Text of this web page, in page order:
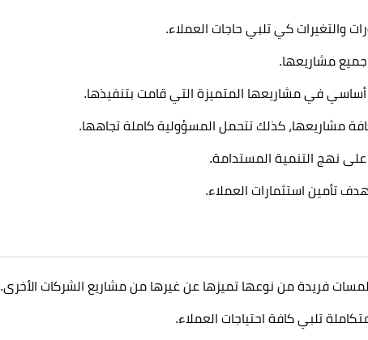
والتغيرات كي تلبي حاجات العملاء.
جميع مشاريعها.
أساسي في مشاريعها المتميزة التي قامت بتنفيذها.
مشاريعها، كذلك تتحمل المسؤولية كاملة تجاهها.
على نهج التنمية المستدامة.
تأمين استثمارات العملاء.
فريدة من نوعها تميزها عن غيرها من مشاريع الشركات الأخرى.
تلبي كافة احتياجات العملاء.